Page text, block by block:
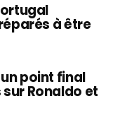
à être
point final
Ronaldo et